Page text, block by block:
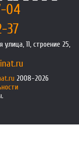
04
37
11, строение 25,
2008-2026